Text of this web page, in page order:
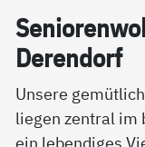
De­ren­dorf
Unsere
liegen zentral im
ein lebendiges